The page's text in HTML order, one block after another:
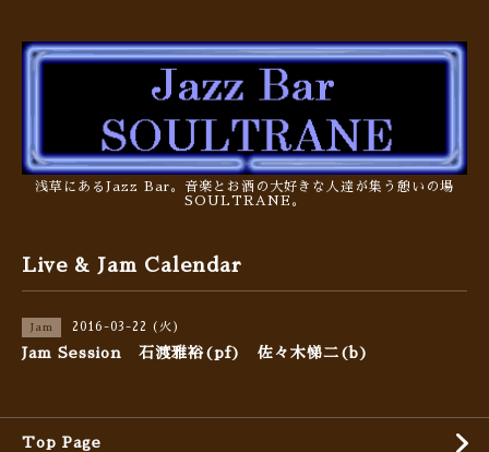
浅草にあるJazz Bar。音楽とお酒の大好きな人達が集う憩いの場
SOULTRANE。
Live & Jam Calendar
Jam 2016-03-22 (火)
Jam Session 石渡雅裕(pf) 佐々木悌二(b)
Top Page